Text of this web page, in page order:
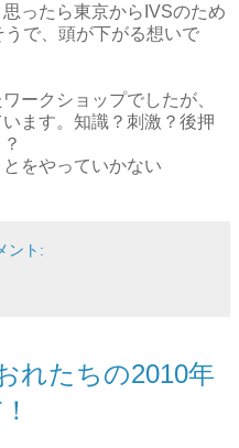
ったら東京からIVSのため
で、頭が下がる想いで
ークショップでしたが、
ます。知識？刺激？後押
をやっていかない
ント:
れたちの2010年